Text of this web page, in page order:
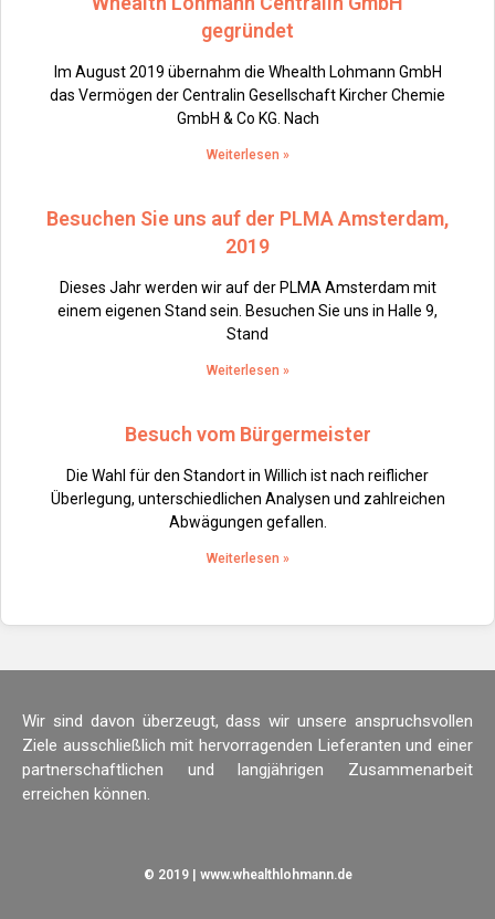
gegründet
Im August 2019 übernahm die Whealth Lohmann GmbH
das Vermögen der Centralin Gesellschaft Kircher Chemie
GmbH & Co KG. Nach
Weiterlesen »
Besuchen Sie uns auf der PLMA Amsterdam,
2019
Dieses Jahr werden wir auf der PLMA Amsterdam mit
einem eigenen Stand sein. Besuchen Sie uns in Halle 9,
Stand
Weiterlesen »
Besuch vom Bürgermeister
Die Wahl für den Standort in Willich ist nach reiflicher
Überlegung, unterschiedlichen Analysen und zahlreichen
Abwägungen gefallen.
Weiterlesen »
Wir sind davon überzeugt, dass wir unsere anspruchsvollen
Ziele ausschließlich mit hervorragenden Lieferanten und einer
partnerschaftlichen und langjährigen Zusammenarbeit
erreichen können.
© 2019 | www.whealthlohmann.de